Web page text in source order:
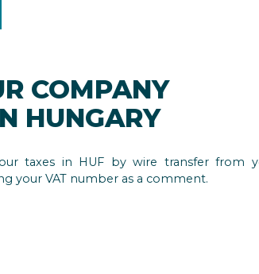
COMPANY
HUNGARY
taxes in HUF by wire transfer from
your VAT number as a comment.